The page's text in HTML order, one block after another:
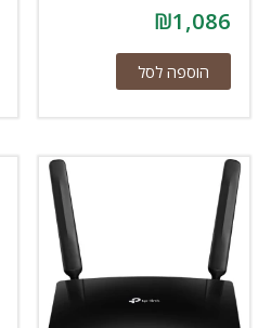
₪1,086
הוספה לסל